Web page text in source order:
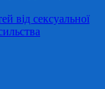
від сексуальної